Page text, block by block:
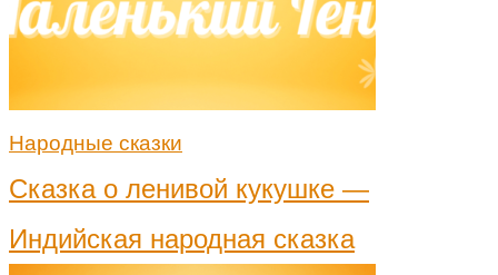
Народные сказки
Сказка о ленивой кукушке —
Индийская народная сказка